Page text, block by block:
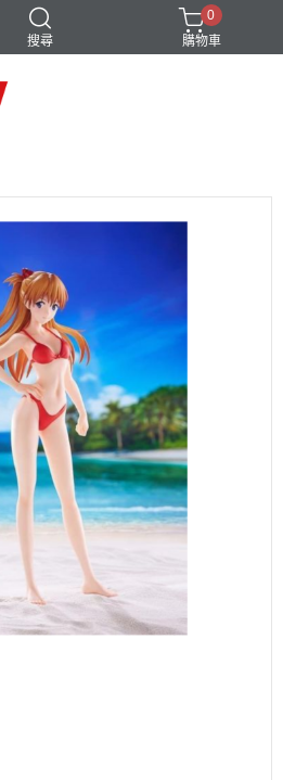
搜尋
0
購物車